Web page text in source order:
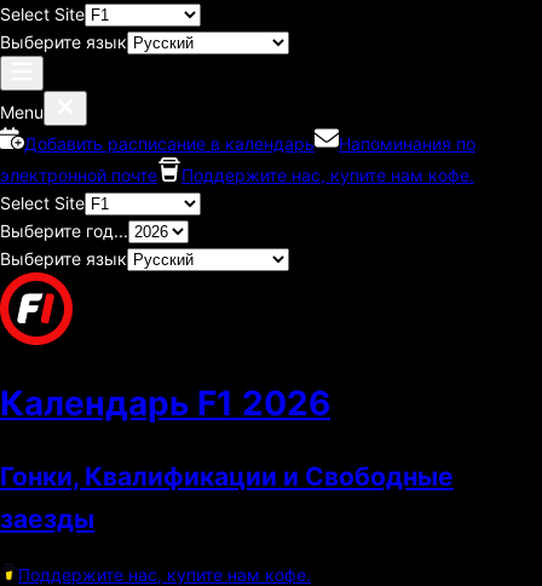
Select Site
Выберите язык
Menu
Добавить расписание в календарь
Напоминания по
электронной почте
Поддержите нас, купите нам кофе.
Select Site
Выберите год...
Выберите язык
Календарь F1 2026
Гонки, Квалификации и Свободные
заезды
Поддержите нас, купите нам кофе.